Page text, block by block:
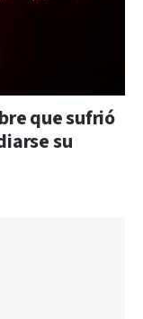
que sufrió
su